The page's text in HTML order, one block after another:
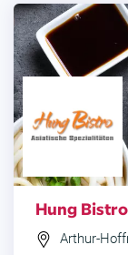
Hung
Arthur-